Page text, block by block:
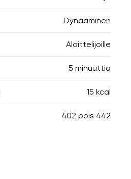
Dynaaminen
Aloittelijoille
5 minuuttia
15 kcal
402 pois 442